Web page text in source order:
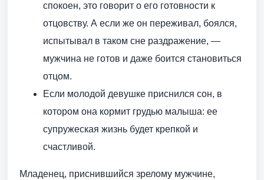
спокоен, это говорит о его готовности к
отцовству. А если же он переживал, боялся,
испытывал в таком сне раздражение, —
мужчина не готов и даже боится становиться
отцом.
Если молодой девушке приснился сон, в
котором она кормит грудью малыша: ее
супружеская жизнь будет крепкой и
счастливой.
Младенец, приснившийся зрелому мужчине,